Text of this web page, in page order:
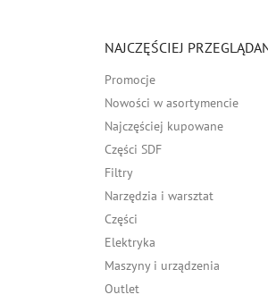
NAJCZĘŚCIEJ
Promocje
Nowości w asortymencie
Najczęściej kupowane
Części SDF
Filtry
Narzędzia i warsztat
Części
Elektryka
Maszyny i urządzenia
Outlet